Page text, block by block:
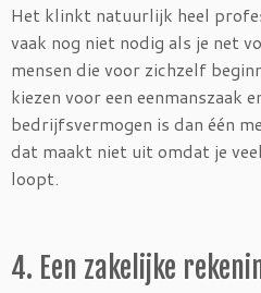
Het klinkt natuurlijk heel
vaak nog niet nodig als je net
mensen die voor zichzelf
kiezen voor een eenmanszaak
bedrijfsvermogen is dan één
dat maakt niet uit omdat je
loopt.
4. Een zakelijke